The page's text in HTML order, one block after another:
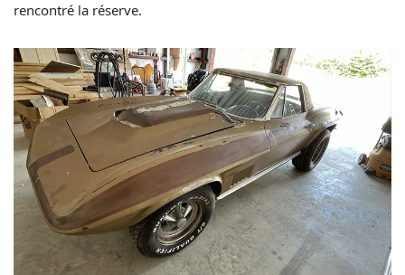
rencontré la réserve.